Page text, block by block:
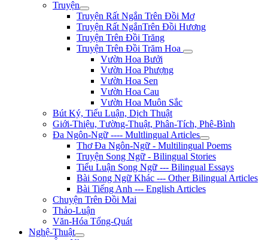
Truyện
Truyện Rất Ngắn Trên Đồi Mơ
Truyện Rất NgắnTrên Đồi Hương
Truyện Trên Đồi Trăng
Truyện Trên Đồi Trăm Hoa
Vườn Hoa Bưởi
Vườn Hoa Phượng
Vườn Hoa Sen
Vườn Hoa Cau
Vườn Hoa Muôn Sắc
Bút Ký, Tiểu Luận, Dịch Thuật
Giới-Thiệu, Tường-Thuật, Phân-Tích, Phê-Bình
Đa Ngôn-Ngữ ---- Multlingual Articles
Thơ Đa Ngôn-Ngữ - Multilingual Poems
Truyện Song Ngữ - Bilingual Stories
Tiểu Luận Song Ngữ --- Bilingual Essays
Bài Song Ngữ Khác --- Other Bilingual Articles
Bài Tiếng Anh --- English Articles
Chuyện Trên Đồi Mai
Thảo-Luận
Văn-Hóa Tổng-Quát
Nghệ-Thuật